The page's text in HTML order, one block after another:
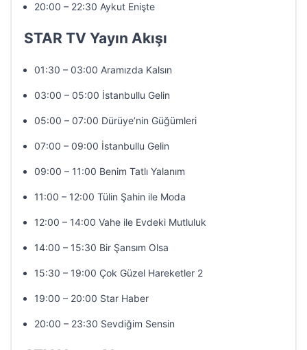
20:00 – 22:30 Aykut Enişte
STAR TV Yayın Akışı
01:30 – 03:00 Aramızda Kalsın
03:00 – 05:00 İstanbullu Gelin
05:00 – 07:00 Dürüye’nin Güğümleri
07:00 – 09:00 İstanbullu Gelin
09:00 – 11:00 Benim Tatlı Yalanım
11:00 – 12:00 Tülin Şahin ile Moda
12:00 – 14:00 Vahe ile Evdeki Mutluluk
14:00 – 15:30 Bir Şansım Olsa
15:30 – 19:00 Çok Güzel Hareketler 2
19:00 – 20:00 Star Haber
20:00 – 23:30 Sevdiğim Sensin